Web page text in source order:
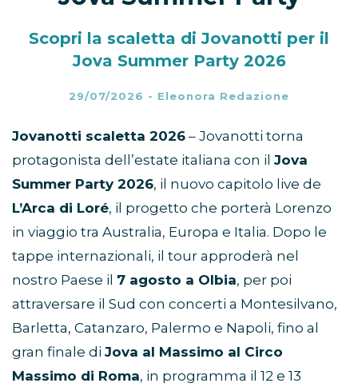
Scopri la scaletta di Jovanotti per il
Jova Summer Party 2026
29/07/2026 - Eleonora Redazione
Jovanotti scaletta 2026 – Jovanotti torna
protagonista dell’estate italiana con il Jova
Summer Party 2026, il nuovo capitolo live de
L’Arca di Loré, il progetto che porterà Lorenzo
in viaggio tra Australia, Europa e Italia. Dopo le
tappe internazionali, il tour approderà nel
nostro Paese il 7 agosto a Olbia, per poi
attraversare il Sud con concerti a Montesilvano,
Barletta, Catanzaro, Palermo e Napoli, fino al
gran finale di Jova al Massimo al Circo
Massimo di Roma, in programma il 12 e 13